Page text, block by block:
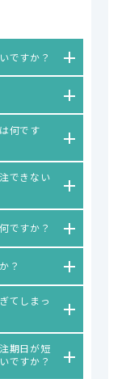
ですか？
何です
できない
ですか？
？
てしまっ
期日が短
ですか？